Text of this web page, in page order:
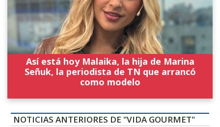
Así está hoy Malaika, la hija de Marina
Señuk, la periodista de TN que arrancó
como modelo
NOTICIAS ANTERIORES DE "VIDA GOURMET"